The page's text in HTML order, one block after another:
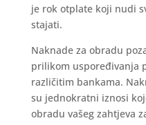
je rok otplate koji nudi
stajati.
Naknade za obradu
prilikom uspoređivanja
različitim bankama.
su jednokratni iznosi
obradu vašeg zahtjeva